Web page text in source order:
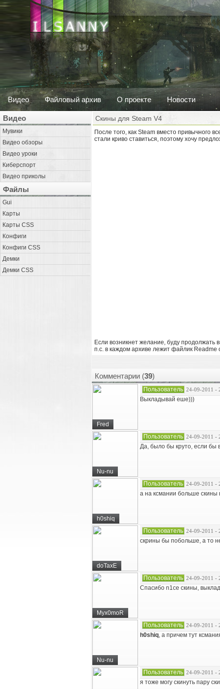
Видео Файловый архив О проекте Новости
Видео
Мувики
Видео обзоры
Видео уроки
Киберспорт
Видео приколы
Файлы
Gui
Карты
Карты CSS
Конфиги
Конфиги CSS
Демки
Демки CSS
Скины для Steam V4
После того, как Steam вместо привычного
стали криво ставиться, поэтому хочу
Если возникнет желание, буду продолжать
п.с. в каждом архиве лежит файлик Readme
Комментарии (39)
Fred
Пользователь 24-09-2011 -
Выкладывай еше)))
Nu-nu
Пользователь 24-09-2011 -
Да, было бы круто, если бы
h0shiq
Пользователь 24-09-2011 -
а на ксмании больше скины
doTaxE
Пользователь 24-09-2011 -
скрины бы побольше, а то
Myx0moR
Пользователь 24-09-2011 -
Спасибо n1ce скины,
Nu-nu
Пользователь 24-09-2011 -
h0shiq, а причем тут
Пользователь 24-09-2011 -
я тоже могу скинуть пару